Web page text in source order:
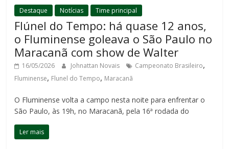
Destaque Notícias Time principal
Flúnel do Tempo: há quase 12 anos,
o Fluminense goleava o São Paulo no
Maracanã com show de Walter
16/05/2026 Johnattan Novais Campeonato Brasileiro,
Fluminense, Flunel do Tempo, Maracanã
O Fluminense volta a campo nesta noite para enfrentar o
São Paulo, às 19h, no Maracanã, pela 16ª rodada do
Ler mais